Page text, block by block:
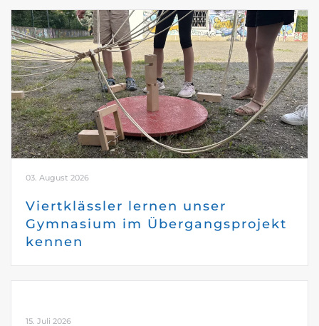
03. August 2026
Viertklässler lernen unser
Gymnasium im Übergangsprojekt
kennen
15. Juli 2026